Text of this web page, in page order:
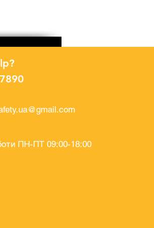
ПН-ПТ 09:00-18:00